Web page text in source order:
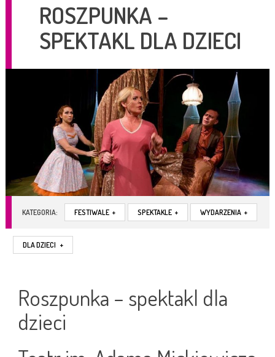
ROSZPUNKA –
SPEKTAKL DLA DZIECI
KATEGORIA: FESTIWALE + SPEKTAKLE + WYDARZENIA +
DLA DZIECI +
Roszpunka – spektakl dla
dzieci